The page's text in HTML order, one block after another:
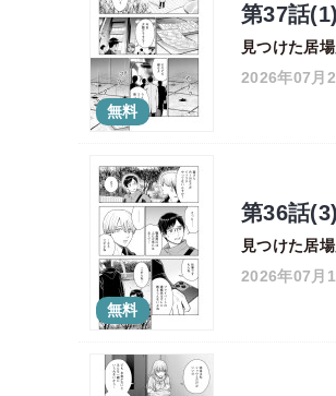
無料
第37話(1)
見つけた居
2026年07月
無料
第36話(3)
見つけた居
2026年07月